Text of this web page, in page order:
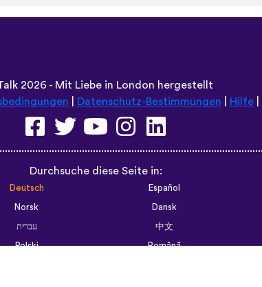
Durchsuche diese Seite in:
Deutsch Español
Norsk Dansk
עברית 中文
Polski Română
한국어 Português do Brasil